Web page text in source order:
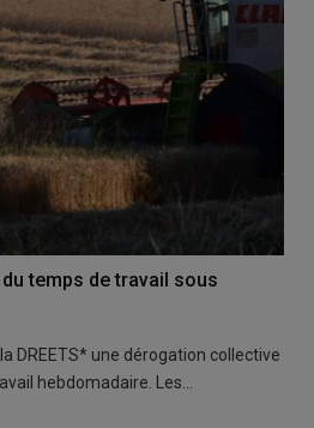
temps de travail sous
DREETS* une dérogation collective
hebdomadaire. Les…